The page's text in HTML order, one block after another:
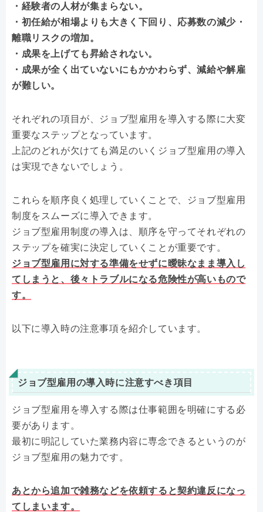
・経験者の人材が集まらない。
・初任給が相場よりも大きく下回り、応募数の減少・
離職リスクの増加。
・成果を上げても昇給されない。
・成果が全く出ていないにもかかわらず、減給や解雇
が難しい。
それぞれの項目が、ジョブ型雇用を導入する際に大変
重要なステップとなっています。
上記のどれが欠けても満足のいくジョブ型雇用の導入
は実現できないでしょう。
これらを順序良く処理していくことで、ジョブ型雇用
制度をスムーズに導入できます。
ジョブ型雇用制度の導入は、順序を守ってそれぞれの
ステップを確実に決定していくことが重要です。
ジョブ型雇用に対する準備をせずに曖昧なまま導入し
てしまうと、後々トラブルになる危険性が高いもので
す。
以下に導入時の注意事項を紹介しています。
ジョブ型雇用の導入時に注意すべき項目
ジョブ型雇用を導入する際は仕事範囲を明確にする必
要があります。
最初に明記していた業務内容に専念できるというのが
ジョブ型雇用の魅力です。
あとから追加で雑務などを依頼すると契約違反になっ
てしまいます。